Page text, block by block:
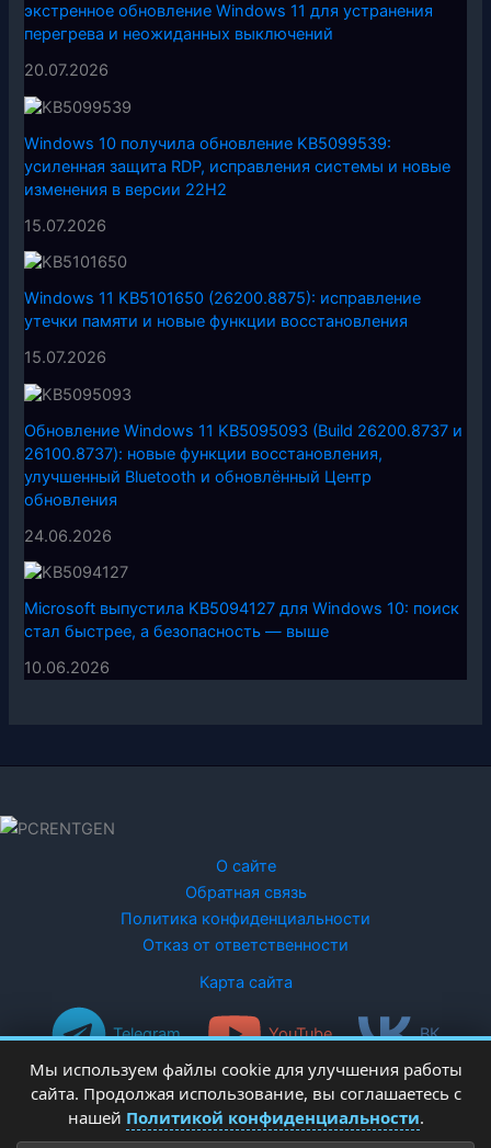
экстренное обновление Windows 11 для устранения
перегрева и неожиданных выключений
20.07.2026
Windows 10 получила обновление KB5099539:
усиленная защита RDP, исправления системы и новые
изменения в версии 22H2
15.07.2026
Windows 11 KB5101650 (26200.8875): исправление
утечки памяти и новые функции восстановления
15.07.2026
Обновление Windows 11 KB5095093 (Build 26200.8737 и
26100.8737): новые функции восстановления,
улучшенный Bluetooth и обновлённый Центр
обновления
24.06.2026
Microsoft выпустила KB5094127 для Windows 10: поиск
стал быстрее, а безопасность — выше
10.06.2026
О сайте
Обратная связь
Политика конфиденциальности
Отказ от ответственности
Карта сайта
Telegram YouTube ВК
Мы используем файлы cookie для улучшения работы
сайта. Продолжая использование, вы соглашаетесь с
нашей Политикой конфиденциальности.